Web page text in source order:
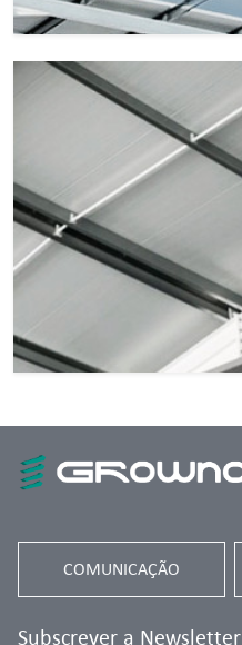
COMUNICAÇÃO
Subscrever a Newsletter